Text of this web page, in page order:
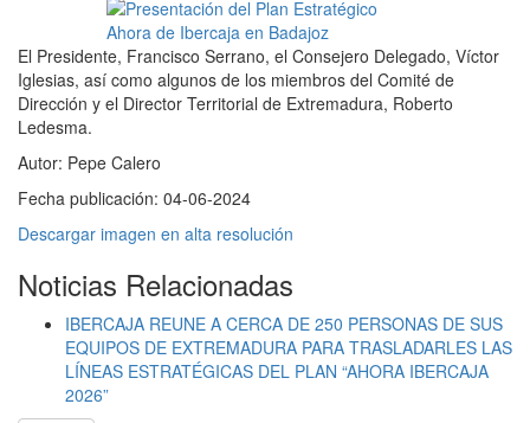
El Presidente, Francisco Serrano, el Consejero Delegado, Víctor
Iglesias, así como algunos de los miembros del Comité de
Dirección y el Director Territorial de Extremadura, Roberto
Ledesma.
Autor: Pepe Calero
Fecha publicación: 04-06-2024
Descargar imagen en alta resolución
Noticias Relacionadas
IBERCAJA REUNE A CERCA DE 250 PERSONAS DE SUS
EQUIPOS DE EXTREMADURA PARA TRASLADARLES LAS
LÍNEAS ESTRATÉGICAS DEL PLAN “AHORA IBERCAJA
2026”